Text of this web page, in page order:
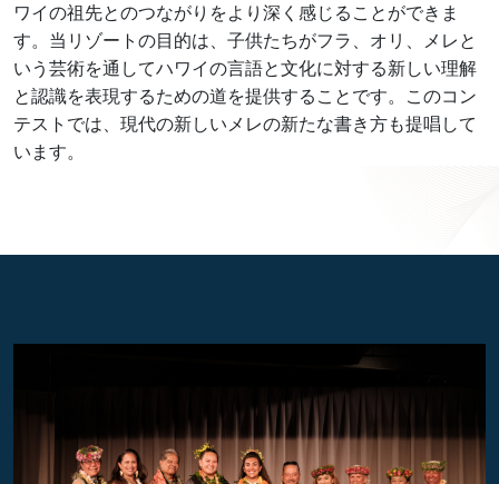
ワイの祖先とのつながりをより深く感じることができま
す。当リゾートの目的は、子供たちがフラ、オリ、メレと
いう芸術を通してハワイの言語と文化に対する新しい理解
と認識を表現するための道を提供することです。このコン
テストでは、現代の新しいメレの新たな書き方も提唱して
います。